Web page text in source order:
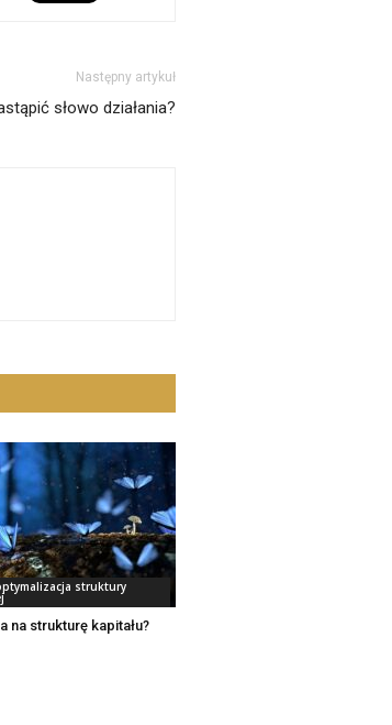
Następny artykuł
słowo działania?
struktury
na strukturę kapitału?